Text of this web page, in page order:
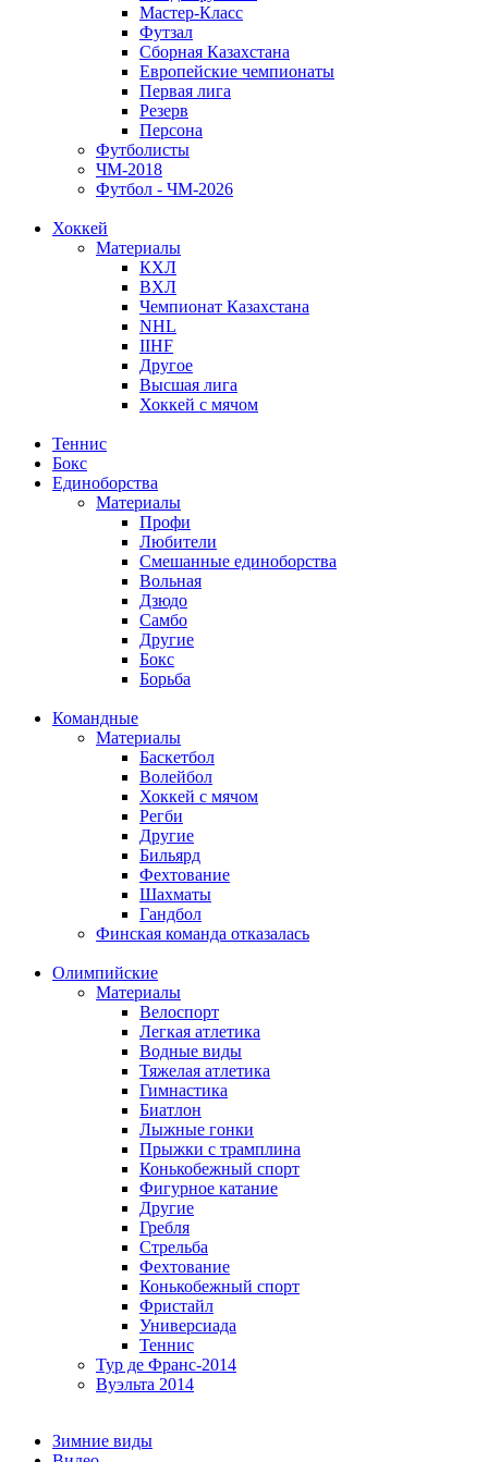
Мастер-Класс
Футзал
Сборная Казахстана
Европейские чемпионаты
Первая лига
Резерв
Персона
Футболисты
ЧМ-2018
Футбол - ЧМ-2026
Хоккей
Материалы
КХЛ
ВХЛ
Чемпионат Казахстана
NHL
IIHF
Другое
Высшая лига
Хоккей с мячом
Теннис
Бокс
Единоборства
Материалы
Профи
Любители
Смешанные единоборства
Вольная
Дзюдо
Самбо
Другие
Бокс
Борьба
Командные
Материалы
Баскетбол
Волейбол
Хоккей с мячом
Регби
Другие
Бильярд
Фехтование
Шахматы
Гандбол
Финская команда отказалась
Олимпийские
Материалы
Велоспорт
Легкая атлетика
Водные виды
Тяжелая атлетика
Гимнастика
Биатлон
Лыжные гонки
Прыжки с трамплина
Конькобежный спорт
Фигурное катание
Другие
Гребля
Стрельба
Фехтование
Конькобежный спорт
Фристайл
Универсиада
Теннис
Тур де Франс-2014
Вуэльта 2014
Зимние виды